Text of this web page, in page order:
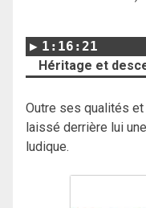
1:16:21
Héritage et
Outre ses qualités
laissé derrière lui
ludique.